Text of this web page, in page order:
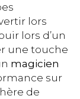
lors
lors d’un
une touche
magicien
sur
de